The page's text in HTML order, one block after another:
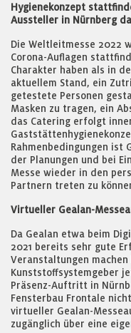
Hygienekonzept
Aussteller in Nürnberg
Die Weltleitmesse 2022
Corona-Auflagen
Charakter haben als in
aktuellem Stand, ein
getestete Personen
Masken zu tragen, ein
das Catering erfolgt
Rahmenbedingungen ist
der Planungen und bei
Messe wieder in den
Partnern treten zu
Virtueller Gealan-
Da Gealan etwa beim
2021 bereits sehr gute
Veranstaltungen
Kunststoffsystemgeber
Präsenz-Auftritt in
Fensterbau Frontale
virtueller Gealan-
zugänglich über eine